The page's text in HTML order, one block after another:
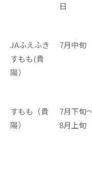
日
JAふえふき
すもも(貴
陽）
7月中旬
すもも（貴
陽）
7月下旬
8月上旬